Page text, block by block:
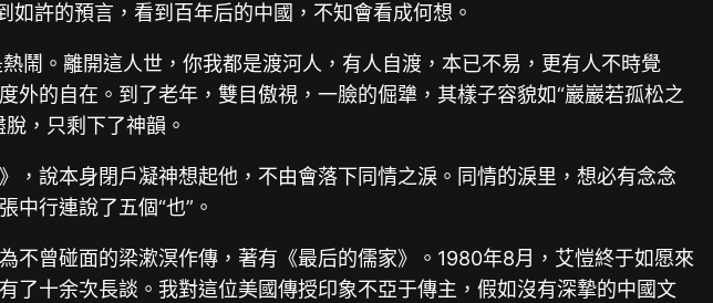
許的預言，看到百年后的中國，不知會看成何想。
鬧。離開這人世，你我都是渡河人，有人自渡，本已不易，更有人不時覺
的自在。到了老年，雙目傲視，一臉的倔犟，其樣子容貌如“巖巖若孤松之
，只剩下了神韻。
說本身閉戶凝神想起他，不由會落下同情之淚。同情的淚里，想必有念念
行連說了五個“也”。
曾碰面的梁漱溟作傳，著有《最后的儒家》。1980年8月，艾愷終于如愿來
十余次長談。我對這位美國傳授印象不亞于傳主，假如沒有深摯的中國文